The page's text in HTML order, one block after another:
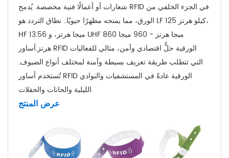
شعارات أو أعمالًا فنية مخصصة. يُدمج RFID في الجزء الخلفي من
الورق، مما يمنحه مظهرًا حيويًا.. نطاق التردد هو LF 125 كيلو هرتز،
HF 13.56 ميجا هرتز، و UHF 860 ميجا هرتز - 960 ميجا
هرتز.أساور RFID الورقية حلٌّ اقتصادي وآمن، مثالي للفعاليات
التي تتطلب طريقة تعريف بسيطة وآمنة لمختلف أنواع الضيوف.
تُستخدم أساور RFID الورقية عادةً في المستشفيات والنوادي
الليلية والحانات والحفلات.
عرض المنتج